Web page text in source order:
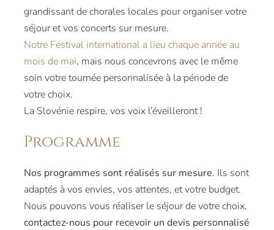
grandissant de chorales locales pour organiser votre
séjour et vos concerts sur mesure.
Notre Festival international a lieu chaque année au
mois de mai, mais nous concevrons avec le même
soin votre tournée personnalisée à la période de
votre choix.
La Slovénie respire, vos voix l’éveilleront !
Programme
Nos programmes sont réalisés sur mesure. Ils sont
adaptés à vos envies, vos attentes, et votre budget.
Nous pouvons vous réaliser le séjour de votre choix,
contactez-nous pour recevoir un devis personnalisé